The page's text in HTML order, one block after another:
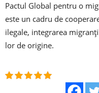
Pactul Global pentru o
este un cadru de
ilegale, integrarea
lor de origine.